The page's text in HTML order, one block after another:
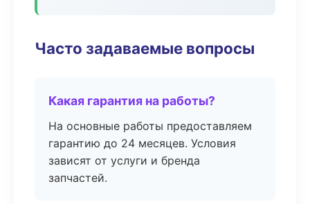
Часто задаваемые вопросы
Какая гарантия на работы?
На основные работы предоставляем
гарантию до 24 месяцев. Условия
зависят от услуги и бренда
запчастей.